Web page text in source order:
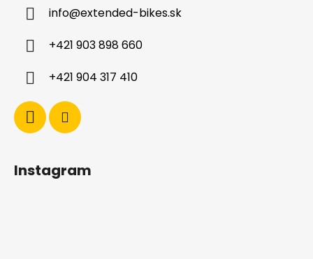
info@extended-bikes.sk
+421 903 898 660
+421 904 317 410
Instagram